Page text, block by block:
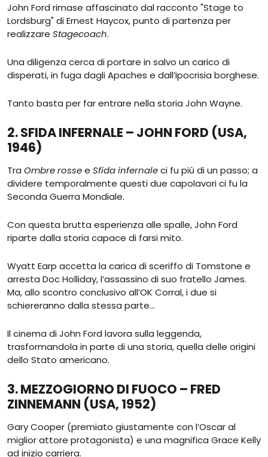
John Ford rimase affascinato dal racconto "Stage to
Lordsburg" di Ernest Haycox, punto di partenza per
realizzare Stagecoach.
Una diligenza cerca di portare in salvo un carico di
disperati, in fuga dagli Apaches e dall’ipocrisia borghese.
Tanto basta per far entrare nella storia John Wayne.
2. SFIDA INFERNALE – JOHN FORD (USA,
1946)
Tra Ombre rossee Sfida infernaleci fu più di un passo; a
dividere temporalmente questi due capolavori ci fu la
Seconda Guerra Mondiale.
Con questa brutta esperienza alle spalle, John Ford
riparte dalla storia capace di farsi mito.
Wyatt Earp accetta la carica di sceriffo di Tomstone e
arresta Doc Holliday, l’assassino di suo fratello James.
Ma, allo scontro conclusivo all’OK Corral, i due si
schiereranno dalla stessa parte…
Il cinema di John Ford lavora sulla leggenda,
trasformandola in parte di una storia, quella delle origini
dello Stato americano.
3. MEZZOGIORNO DI FUOCO – FRED
ZINNEMANN (USA, 1952)
Gary Cooper (premiato giustamente con l’Oscar al
miglior attore protagonista) e una magnifica Grace Kelly
ad inizio carriera.